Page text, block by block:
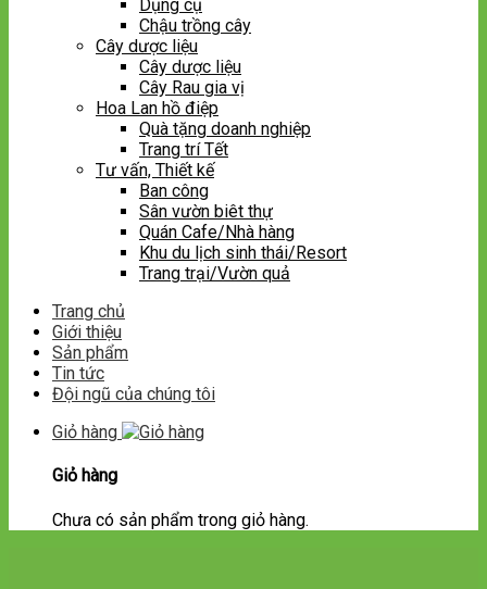
Dụng cụ
Chậu trồng cây
Cây dược liệu
Cây dược liệu
Cây Rau gia vị
Hoa Lan hồ điệp
Quà tặng doanh nghiệp
Trang trí Tết
Tư vấn, Thiết kế
Ban công
Sân vườn biêt thự
Quán Cafe/Nhà hàng
Khu du lịch sinh thái/Resort
Trang trại/Vườn quả
Trang chủ
Giới thiệu
Sản phẩm
Tin tức
Đội ngũ của chúng tôi
Giỏ hàng
Giỏ hàng
Chưa có sản phẩm trong giỏ hàng.